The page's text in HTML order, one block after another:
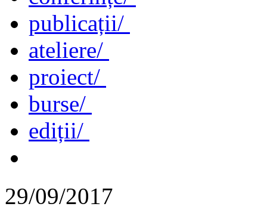
publicații/
ateliere/
proiect/
burse/
ediții/
29/09/2017